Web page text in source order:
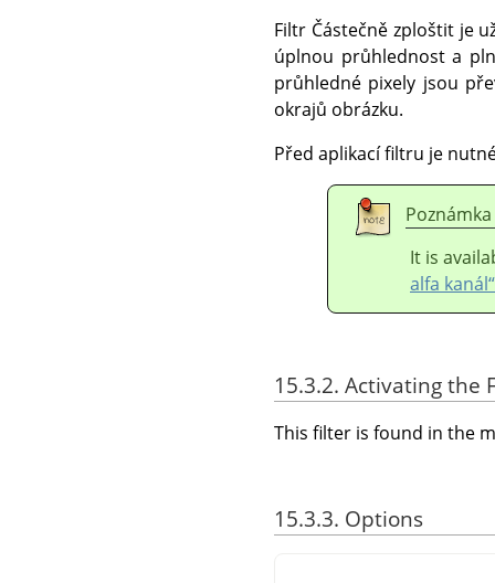
Filtr Částečně zploštit je
úplnou průhlednost a
průhledné pixely jsou
okrajů obrázku.
Před aplikací filtru je
Poznámka
It is
alfa kanál“
15.3.2. Activating the
This filter is found in the
15.3.3. Options